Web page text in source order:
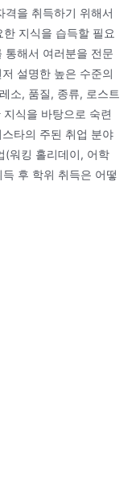
격을 취득하기 위해서
한 지식을 습득할 필요
통해서 여러분을 전문
설명한 높은 수준의
소, 품질, 종류, 로스트
식을 바탕으로 숙련
타의 주된 취업 분야
(워킹 홀리데이, 어학
후 학위 취득은 어떻